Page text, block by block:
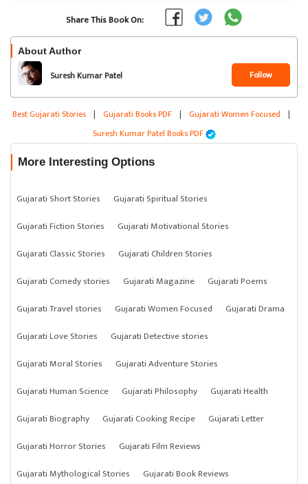
Share This Book On:
About Author
Suresh Kumar Patel Follow
Best Gujarati Stories | Gujarati Books PDF | Gujarati Women Focused |
Suresh Kumar Patel Books PDF
More Interesting Options
Gujarati Short Stories
Gujarati Spiritual Stories
Gujarati Fiction Stories
Gujarati Motivational Stories
Gujarati Classic Stories
Gujarati Children Stories
Gujarati Comedy stories
Gujarati Magazine
Gujarati Poems
Gujarati Travel stories
Gujarati Women Focused
Gujarati Drama
Gujarati Love Stories
Gujarati Detective stories
Gujarati Moral Stories
Gujarati Adventure Stories
Gujarati Human Science
Gujarati Philosophy
Gujarati Health
Gujarati Biography
Gujarati Cooking Recipe
Gujarati Letter
Gujarati Horror Stories
Gujarati Film Reviews
Gujarati Mythological Stories
Gujarati Book Reviews